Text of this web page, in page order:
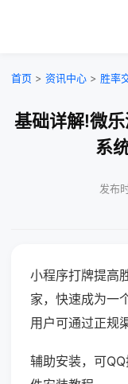
首页 > 资讯中心 > 胜率
基础详解!微
系
发布
小程序打牌提高
家，快速成为一
用户可通过正规
辅助安装，可